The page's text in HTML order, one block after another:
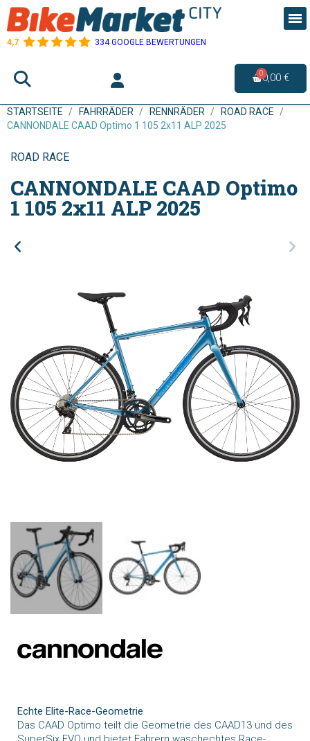
4,7 334 GOOGLE BEWERTUNGEN
0,00 €
STARTSEITE FAHRRÄDER RENNRÄDER
ROAD RACE
CANNONDALE CAAD Optimo 1 105 2x11 ALP 2025
ROAD RACE
CANNONDALE CAAD Optimo
1 105 2x11 ALP 2025
Echte Elite-Race-Geometrie
Das CAAD Optimo teilt die Geometrie des CAAD13 und des